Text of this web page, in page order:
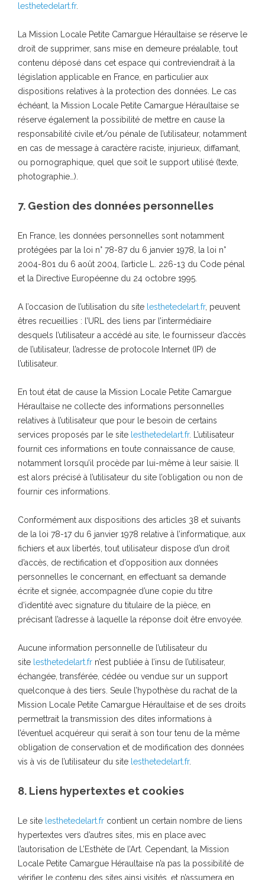
lesthetedelart.fr.
La Mission Locale Petite Camargue Héraultaise se réserve le
droit de supprimer, sans mise en demeure préalable, tout
contenu déposé dans cet espace qui contreviendrait à la
législation applicable en France, en particulier aux
dispositions relatives à la protection des données. Le cas
échéant, la Mission Locale Petite Camargue Héraultaise se
réserve également la possibilité de mettre en cause la
responsabilité civile et/ou pénale de l’utilisateur, notamment
en cas de message à caractère raciste, injurieux, diffamant,
ou pornographique, quel que soit le support utilisé (texte,
photographie…).
7. Gestion des données personnelles
En France, les données personnelles sont notamment
protégées par la loi n° 78-87 du 6 janvier 1978, la loi n°
2004-801 du 6 août 2004, l’article L. 226-13 du Code pénal
et la Directive Européenne du 24 octobre 1995.
A l’occasion de l’utilisation du site lesthetedelart.fr, peuvent
êtres recueillies : l’URL des liens par l’intermédiaire
desquels l’utilisateur a accédé au site, le fournisseur d’accès
de l’utilisateur, l’adresse de protocole Internet (IP) de
l’utilisateur.
En tout état de cause la Mission Locale Petite Camargue
Héraultaise ne collecte des informations personnelles
relatives à l’utilisateur que pour le besoin de certains
services proposés par le site lesthetedelart.fr. L’utilisateur
fournit ces informations en toute connaissance de cause,
notamment lorsqu’il procède par lui-même à leur saisie. Il
est alors précisé à l’utilisateur du site l’obligation ou non de
fournir ces informations.
Conformément aux dispositions des articles 38 et suivants
de la loi 78-17 du 6 janvier 1978 relative à l’informatique, aux
fichiers et aux libertés, tout utilisateur dispose d’un droit
d’accès, de rectification et d’opposition aux données
personnelles le concernant, en effectuant sa demande
écrite et signée, accompagnée d’une copie du titre
d’identité avec signature du titulaire de la pièce, en
précisant l’adresse à laquelle la réponse doit être envoyée.
Aucune information personnelle de l’utilisateur du
site lesthetedelart.fr n’est publiée à l’insu de l’utilisateur,
échangée, transférée, cédée ou vendue sur un support
quelconque à des tiers. Seule l’hypothèse du rachat de la
Mission Locale Petite Camargue Héraultaise et de ses droits
permettrait la transmission des dites informations à
l’éventuel acquéreur qui serait à son tour tenu de la même
obligation de conservation et de modification des données
vis à vis de l’utilisateur du site lesthetedelart.fr.
8. Liens hypertextes et cookies
Le site lesthetedelart.fr contient un certain nombre de liens
hypertextes vers d’autres sites, mis en place avec
l’autorisation de L’Esthète de l’Art. Cependant, la Mission
Locale Petite Camargue Héraultaise n’a pas la possibilité de
vérifier le contenu des sites ainsi visités, et n’assumera en